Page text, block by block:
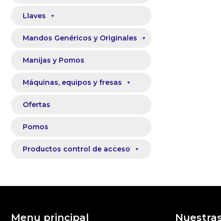
Llaves
Mandos Genéricos y Originales
Manijas y Pomos
Máquinas, equipos y fresas
Ofertas
Pomos
Productos control de acceso
Menu principal